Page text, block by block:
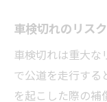
車検切れのリス
車検切れは重大な
で公道を走行する
を起こした際の補